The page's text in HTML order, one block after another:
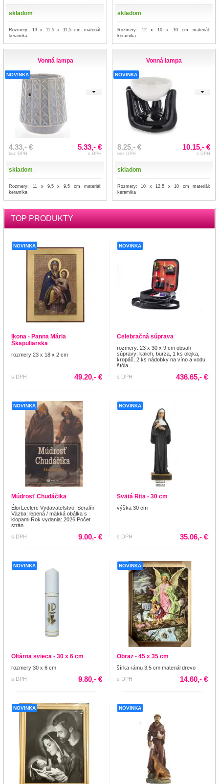
skladom
Rozmery: 13 x 11,5 x 11,5 cm materiál:
keramika
skladom
Rozmery: 12 x 10 x 10 cm materiál:
keramika
Vonná lampa
NOVINKA
4.33,- €
bez DPH
5.33,- €
s DPH
skladom
Rozmery: 11 x 9,5 x 9,5 cm materiál:
keramika
Vonná lampa
NOVINKA
8.25,- €
bez DPH
10.15,- €
s DPH
skladom
Rozmery: 10 x 12,5 x 10 cm materiál:
keramika
TOP PRODUKTY
NOVINKA
Ikona - Panna Mária
Škapuliarska
rozmery 23 x 18 x 2 cm
s DPH 49.20,- €
NOVINKA
Celebračná súprava
rozmery: 23 x 30 x 9 cm obsah
súpravy: kalich, burza, 1 ks olejka,
kropáč, 2 ks nádobky na víno a vodu,
štóla...
s DPH
436.65,- €
NOVINKA
Múdrosť Chudáčika
Éloi Leclerc Vydavateľstvo: Serafín
Väzba: lepená / mäkká obálka s
klopami Rok vydania: 2026 Počet
strán...
s DPH
9.00,- €
NOVINKA
Svätá Rita - 30 cm
výška 30 cm
s DPH 35.06,- €
NOVINKA
Oltárna svieca - 30 x 6 cm
rozmery 30 x 6 cm
s DPH
9.80,- €
NOVINKA
Obraz - 45 x 35 cm
šírka rámu 3,5 cm materiál drevo
s DPH
14.60,- €
NOVINKA NOVINKA